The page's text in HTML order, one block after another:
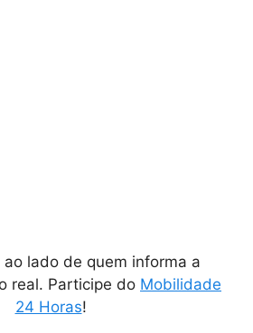
ao lado de quem informa a
real. Participe do Mobilidade
24 Horas!